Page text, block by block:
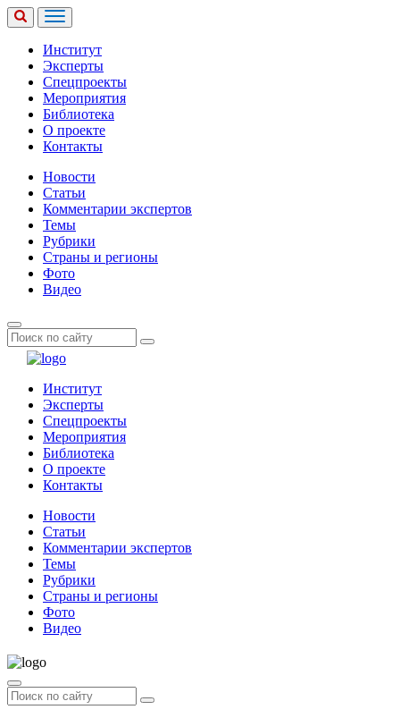
Институт
Эксперты
Спецпроекты
Мероприятия
Библиотека
О проекте
Контакты
Новости
Статьи
Комментарии экспертов
Темы
Рубрики
Страны и регионы
Фото
Видео
Институт
Эксперты
Спецпроекты
Мероприятия
Библиотека
О проекте
Контакты
Новости
Статьи
Комментарии экспертов
Темы
Рубрики
Страны и регионы
Фото
Видео